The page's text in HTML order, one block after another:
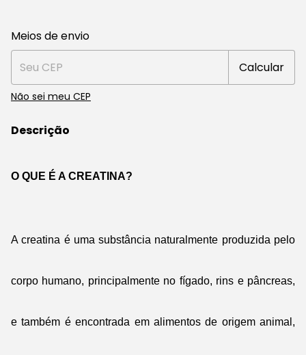
Entregas para o CEP:
Meios de envio
Calcular
Não sei meu CEP
Descrição
O QUE É A CREATINA?
A creatina é uma substância naturalmente produzida pelo
corpo humano, principalmente no fígado, rins e pâncreas,
e também é encontrada em alimentos de origem animal,